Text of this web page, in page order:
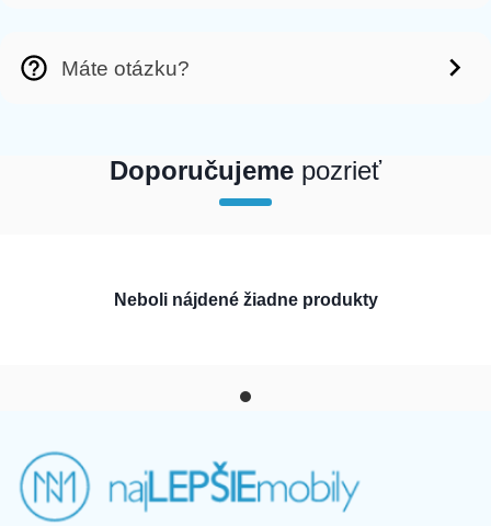
Máte otázku?
Doporučujeme pozrieť
Neboli nájdené žiadne produkty